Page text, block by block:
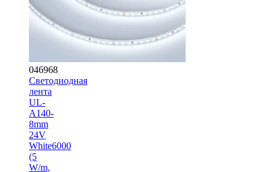
046968
Светодиодная
лента
UL-
A140-
8mm
24V
White6000
(5
W/m,